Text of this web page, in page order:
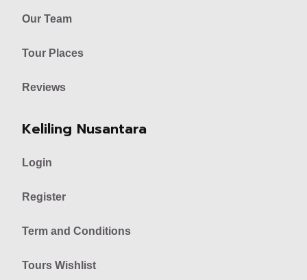
Our Team
Tour Places
Reviews
Keliling Nusantara
Login
Register
Term and Conditions
Tours Wishlist